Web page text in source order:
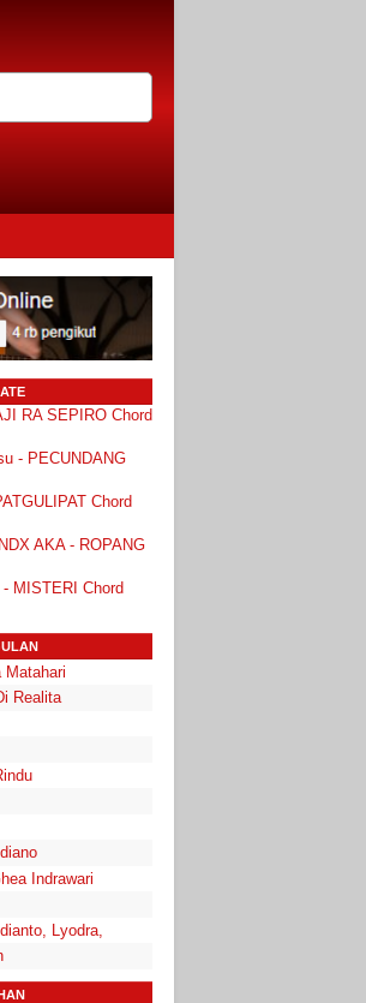
RA SEPIRO Chord
- PECUNDANG
Chord
AKA - ROPANG
MISTERI Chord
Matahari
Realita
Indrawari
Lyodra,